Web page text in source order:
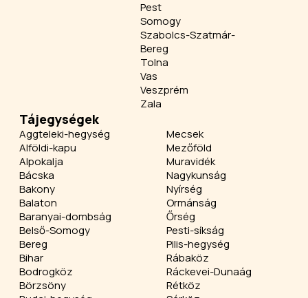
Pest
Somogy
Szabolcs-Szatmár-
Bereg
Tolna
Vas
Veszprém
Zala
Tájegységek
Aggteleki-hegység
Alföldi-kapu
Alpokalja
Bácska
Bakony
Balaton
Baranyai-dombság
Belső-Somogy
Bereg
Bihar
Bodrogköz
Börzsöny
Mecsek
Mezőföld
Muravidék
Nagykunság
Nyírség
Ormánság
Őrség
Pesti-síkság
Pilis-hegység
Rábaköz
Ráckevei-Dunaág
Rétköz